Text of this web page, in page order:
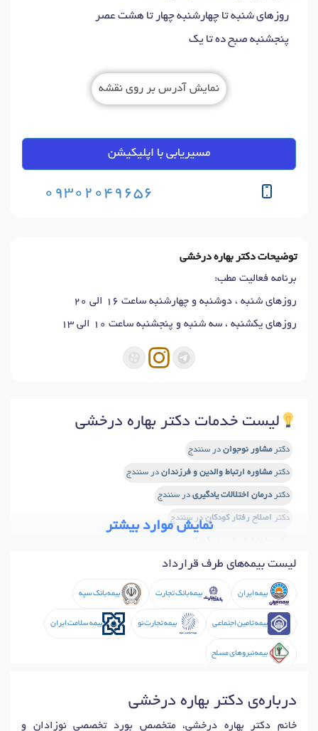
روزهای شنبه تا چهارشنبه چهار تا هشت عصر
پنجشنبه صبح ده تا یک
نمایش آدرس بر روی نقشه
مسیریابی با اپلیکیشن
09302049656
توضیحات دکتر بهاره درخشی
برنامه فعالیت مطب:
روزهای شنبه ، دوشنبه و چهارشنبه ساعت 16 الی 20
روزهای یکشنبه ، سه شنبه و پنجشنبه ساعت 10 الی 13
لیست خدمات دکتر بهاره درخشی
دکترمشاور نوجوان در سنندج
دکترمشاوره ارتباط والدین و فرزندان در سنندج
دکتردرمان اختلالات یادگیری در سنندج
دکتر اصلاح رفتار کودکان در سنندج
دکترپیلونفریت (عفونت کلیه) در سنندج
نمایش موارد بیشتر
لیست بیمه‌های طرف قرارداد
بیمه ایران بیمه بانک تجارت بیمه بانک سپه
بیمه تامین اجتماعی بیمه تجارت نو بیمه سلامت ایران
بیمه نیروهای مسلح
درباره‌ی دکتر بهاره درخشی
خانم دکتر بهاره درخشی، متخصص بورد تخصصی نوزادان و